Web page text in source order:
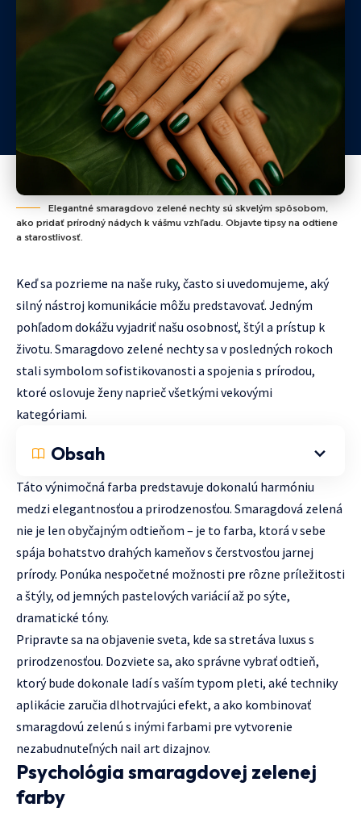
Elegantné smaragdovo zelené nechty sú skvelým spôsobom,
ako pridať prírodný nádych k vášmu vzhľadu. Objavte tipsy na odtiene
a starostlivosť.
Keď sa pozrieme na naše ruky, často si uvedomujeme, aký
silný nástroj komunikácie môžu predstavovať. Jedným
pohľadom dokážu vyjadriť našu osobnosť, štýl a prístup k
životu. Smaragdovo zelené nechty sa v posledných rokoch
stali symbolom sofistikovanosti a spojenia s prírodou,
ktoré oslovuje ženy naprieč všetkými vekovými
kategóriami.
Obsah
Táto výnimočná farba predstavuje dokonalú harmóniu
medzi elegantnosťou a prirodzenosťou. Smaragdová zelená
nie je len obyčajným odtieňom – je to farba, ktorá v sebe
spája bohatstvo drahých kameňov s čerstvosťou jarnej
prírody. Ponúka nespočetné možnosti pre rôzne príležitosti
a štýly, od jemných pastelových variácií až po sýte,
dramatické tóny.
Pripravte sa na objavenie sveta, kde sa stretáva luxus s
prirodzenosťou. Dozviete sa, ako správne vybrať odtieň,
ktorý bude dokonale ladí s vaším typom pleti, aké techniky
aplikácie zaručia dlhotrvajúci efekt, a ako kombinovať
smaragdovú zelenú s inými farbami pre vytvorenie
nezabudnuteľných nail art dizajnov.
Psychológia smaragdovej zelenej
farby